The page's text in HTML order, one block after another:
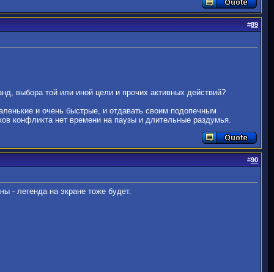
#89
выбора той или иной цели и прочих активных действий?
и очень быстрые, и отдавать своим подопечным
конфликта нет времени на паузы и длительные раздумья.
#90
- легенда на экране тоже будет.